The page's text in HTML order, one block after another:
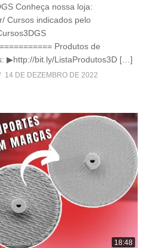
Conheça nossa loja:
Cursos indicados pelo
Produtos de
▶http://bit.ly/ListaProdutos3D […]
14 DE DEZEMBRO DE 2022
18:48